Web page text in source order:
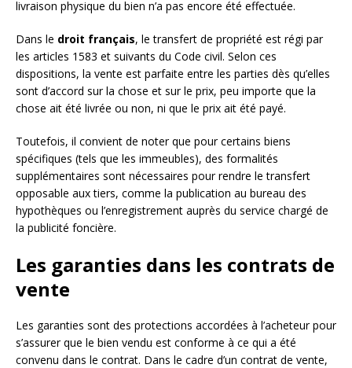
livraison physique du bien n’a pas encore été effectuée.
Dans le droit français, le transfert de propriété est régi par
les articles 1583 et suivants du Code civil. Selon ces
dispositions, la vente est parfaite entre les parties dès qu’elles
sont d’accord sur la chose et sur le prix, peu importe que la
chose ait été livrée ou non, ni que le prix ait été payé.
Toutefois, il convient de noter que pour certains biens
spécifiques (tels que les immeubles), des formalités
supplémentaires sont nécessaires pour rendre le transfert
opposable aux tiers, comme la publication au bureau des
hypothèques ou l’enregistrement auprès du service chargé de
la publicité foncière.
Les garanties dans les contrats de
vente
Les garanties sont des protections accordées à l’acheteur pour
s’assurer que le bien vendu est conforme à ce qui a été
convenu dans le contrat. Dans le cadre d’un contrat de vente,